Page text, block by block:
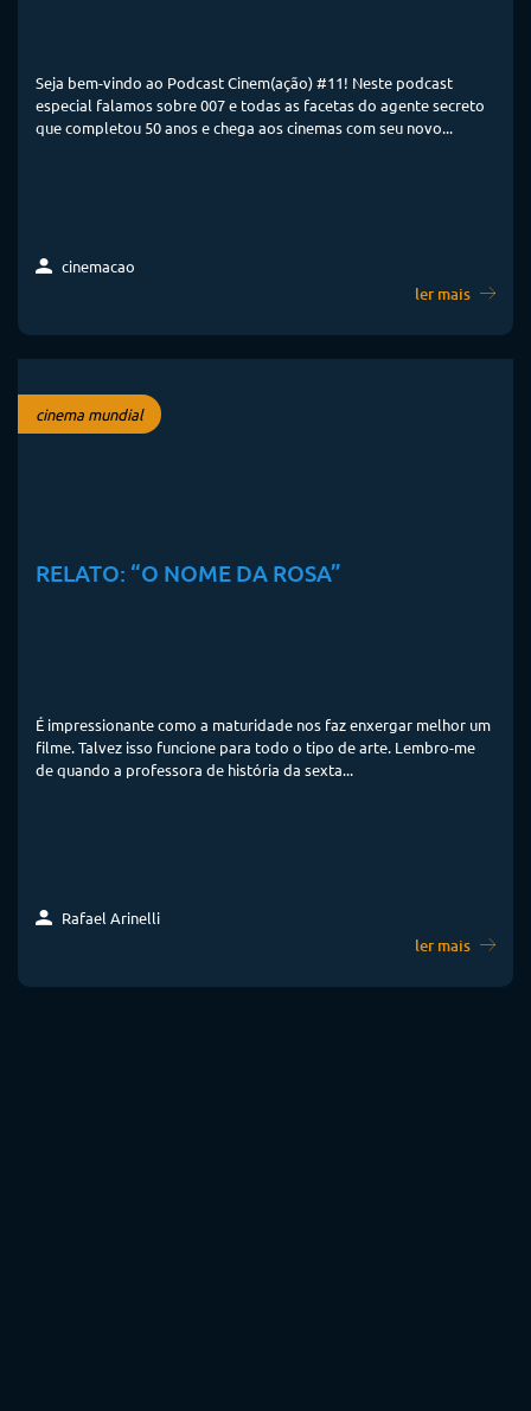
Seja bem-vindo ao Podcast Cinem(ação) #11! Neste podcast
especial falamos sobre 007 e todas as facetas do agente secreto
que completou 50 anos e chega aos cinemas com seu novo...
cinemacao
ler mais
cinema mundial
RELATO: “O NOME DA ROSA”
É impressionante como a maturidade nos faz enxergar melhor um
filme. Talvez isso funcione para todo o tipo de arte. Lembro-me
de quando a professora de história da sexta...
Rafael Arinelli
ler mais